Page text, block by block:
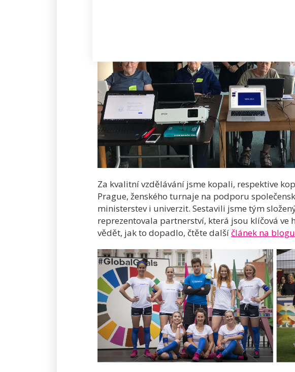
Za kvalitní vzdělávání jsme kopali, respektive
Prague, ženského turnaje na podporu
ministerstev i univerzit. Sestavili jsme tým
reprezentovala partnerství, která jsou klíčová ve
vědět, jak to dopadlo, čtěte další článek na blogu